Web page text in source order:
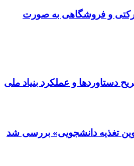
و فروشگاهی به صورت
دستاوردها و عملکرد بنیاد ملی
تغذیه دانشجویی» بررسی شد